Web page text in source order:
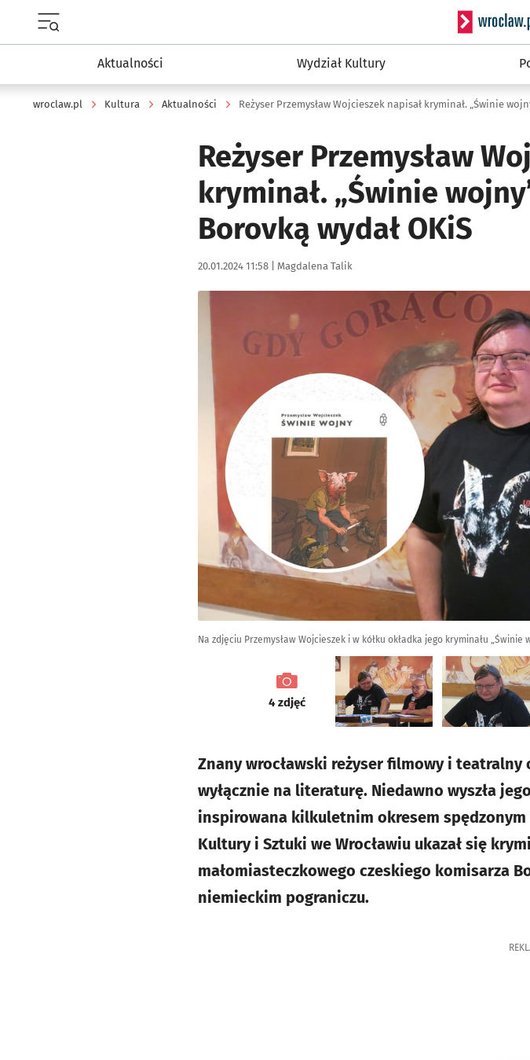
Serwis
Aktualności Wydział Kultury
wroclaw.pl Kultura Aktualności
Reżyser Przemysław
kryminał. „Świnie
Borovką wydał OKiS
Data publikacji:
20.01.2024 11:58 | Autor:
Magdalena Talik
Na zdjęciu Przemysław Wojcieszek i w kółku okładka jego kryminału „Świnie
galeria
4zdjęć
Znany wrocławski reżyser filmowy i
wyłącznie na literaturę. Niedawno wyszła
inspirowana kilkuletnim okresem
Kultury i Sztuki we Wrocławiu ukazał się
małomiasteczkowego czeskiego komisarza
niemieckim pograniczu.